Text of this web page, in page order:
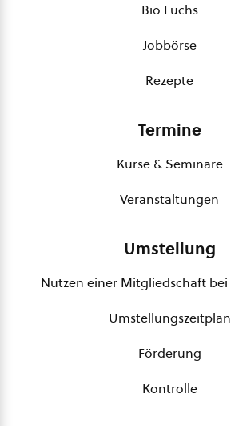
Bio Fuchs
Jobbörse
Rezepte
Termine
Kurse & Seminare
Veranstaltungen
Umstellung
Nutzen einer Mitgliedschaft bei
Umstellungszeitplan
Förderung
Kontrolle